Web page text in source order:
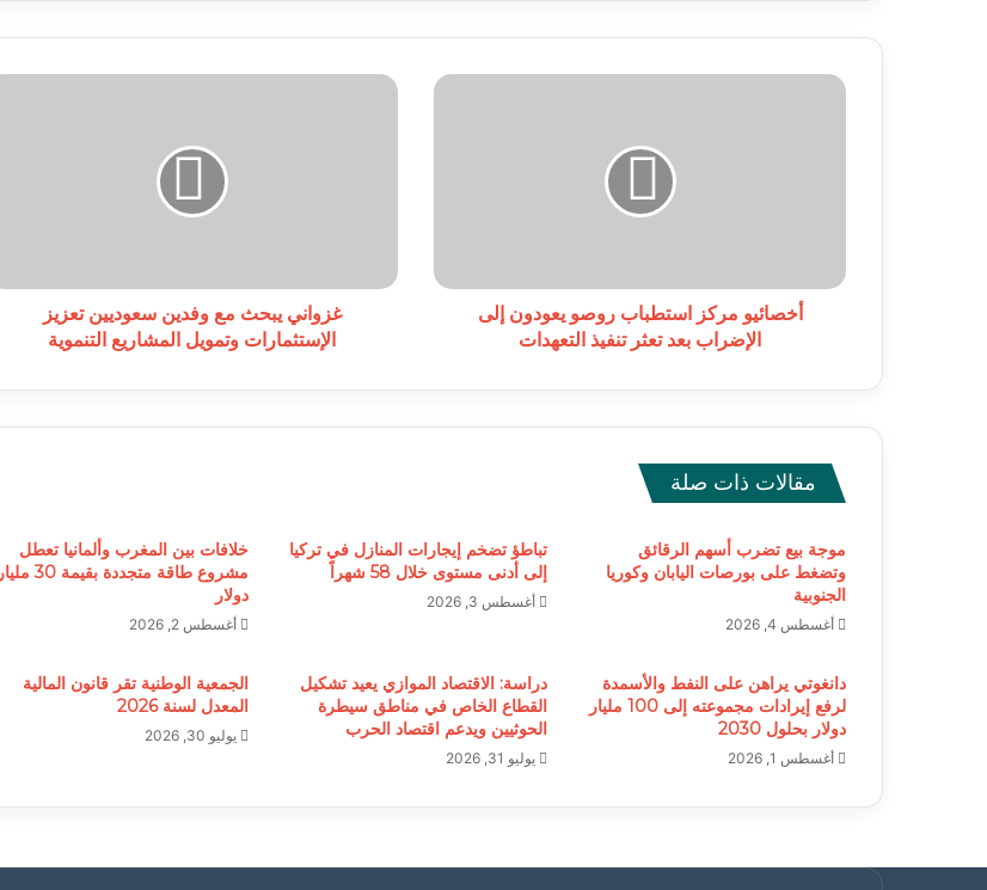
أخصائيو
تعثر
أخصائيو مركز استطباب روصو يعودون إلى
الإضراب بعد تعثر تنفيذ التعهدات
غزواني
المشاريع
غزواني يبحث مع وفدين سعوديين تعزيز
الإستثمارات وتمويل المشاريع التنموية
مقالات ذات صلة
موجة بيع تضرب أسهم الرقائق
وتضغط على بورصات اليابان وكوريا
الجنوبية
أغسطس 4, 2026
تباطؤ تضخم إيجارات المنازل في تركيا
إلى أدنى مستوى خلال 58 شهراً
أغسطس 3, 2026
خلافات بين المغرب وألمانيا تعطل
مشروع طاقة متجددة بقيمة 30 مليار
دولار
أغسطس 2, 2026
دانغوتي يراهن على النفط والأسمدة
لرفع إيرادات مجموعته إلى 100 مليار
دولار بحلول 2030
أغسطس 1, 2026
دراسة: الاقتصاد الموازي يعيد تشكيل
القطاع الخاص في مناطق سيطرة
الحوثيين ويدعم اقتصاد الحرب
يوليو 31, 2026
الجمعية الوطنية تقر قانون المالية
المعدل لسنة 2026
يوليو 30, 2026